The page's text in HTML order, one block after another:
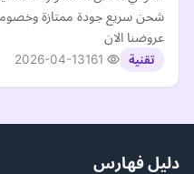
شحن سريع جودة ممتازة
عروضنا الان
تقنية 2026-04-13
دليل فهارس